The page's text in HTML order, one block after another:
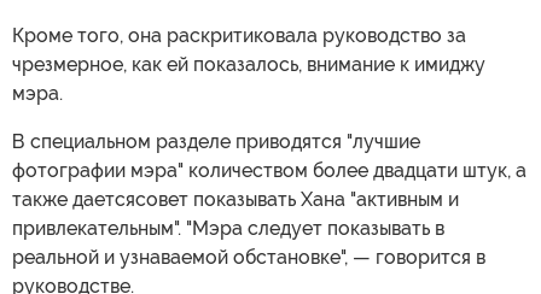
Кроме того, она раскритиковала руководство за
чрезмерное, как ей показалось, внимание к имиджу
мэра.
В специальном разделе приводятся "лучшие
фотографии мэра" количеством более двадцати штук, а
также даетсясовет показывать Хана "активным и
привлекательным". "Мэра следует показывать в
реальной и узнаваемой обстановке", — говорится в
руководстве.